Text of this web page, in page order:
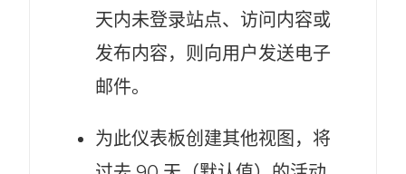
天内未登录站点、访问内容或
发布内容，则向用户发送电子
邮件。
为此仪表板创建其他视图，将